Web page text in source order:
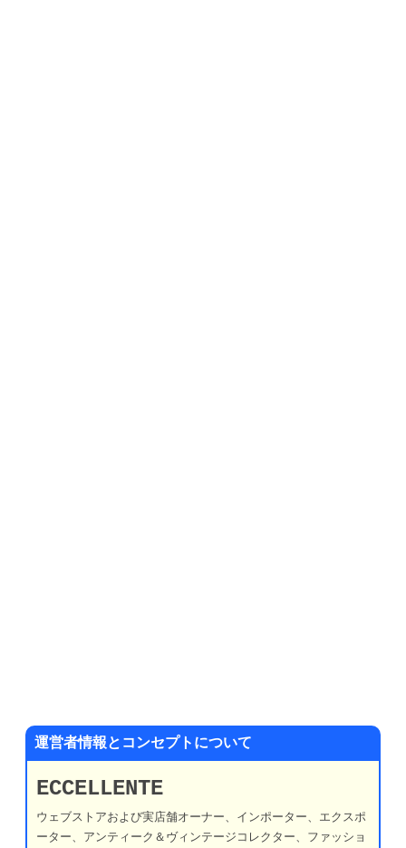
運営者情報とコンセプトについて
ECCELLENTE
ウェブストアおよび実店舗オーナー、インポーター、エクスポ
ーター、アンティーク＆ヴィンテージコレクター、ファッショ